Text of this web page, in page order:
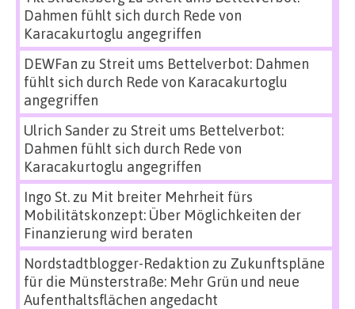
Dahmen fühlt sich durch Rede von
Karacakurtoglu angegriffen
DEWFan zu Streit ums Bettelverbot: Dahmen
fühlt sich durch Rede von Karacakurtoglu
angegriffen
Ulrich Sanderzu Streit ums Bettelverbot:
Dahmen fühlt sich durch Rede von
Karacakurtoglu angegriffen
Ingo St.zu Mit breiter Mehrheit fürs
Mobilitätskonzept: Über Möglichkeiten der
Finanzierung wird beraten
Nordstadtblogger-Redaktion zu Zukunftspläne
für die Münsterstraße: Mehr Grün und neue
Aufenthaltsflächen angedacht